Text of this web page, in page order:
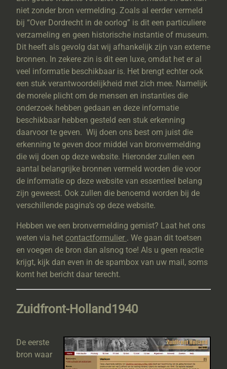
niet zonder bron vermelding. Zoals al eerder vermeld
bij “Over Dordrecht in de oorlog” is dit een particuliere
verzameling en geen historische instantie of museum.
Dit heeft als gevolg dat wij afhankelijk zijn van externe
bronnen. In zekere zin is dit een luxe, omdat het er al
veel informatie beschikbaar is. Het brengt echter ook
een stuk verantwoordelijkheid met zich mee. Namelijk
de morele plicht om de mensen en instanties die
onderzoek hebben gedaan en deze informatie
beschikbaar hebben gesteld een stuk erkenning
daarvoor te geven. Wij doen ons best om juist die
erkenning te geven door middel van bronvermelding
die wij doen op deze website. Hieronder zullen een
aantal belangrijke bronnen vermeld worden die voor
de informatie op deze website van essentieel belang
zijn geweest. Ook zullen die benoemd worden bij de
verschillende pagina’s op deze website.
Hebben we een bronvermelding gemist? Laat het ons
weten via het contactformulier . We gaan dit toetsen
en voegen de bron dan alsnog toe! Als u geen reactie
krijgt, kijk dan even in de spambox van uw mail, soms
komt het bericht daar terecht.
Zuidfront-Holland1940
De eerste
bron waar